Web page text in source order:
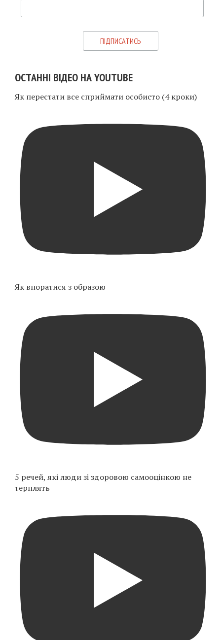
ОСТАННІ ВІДЕО НА YOUTUBE
Як перестати все сприймати особисто (4 кроки)
Як впоратися з образою
5 речей, які люди зі здоровою самооцінкою не
терплять